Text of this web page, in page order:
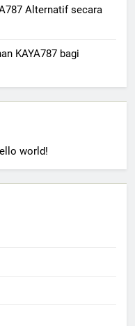
Alternatif secara
KAYA787 bagi
world!